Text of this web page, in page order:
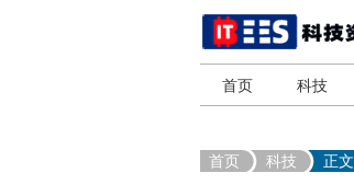
首页 科技
首页 科技 正文